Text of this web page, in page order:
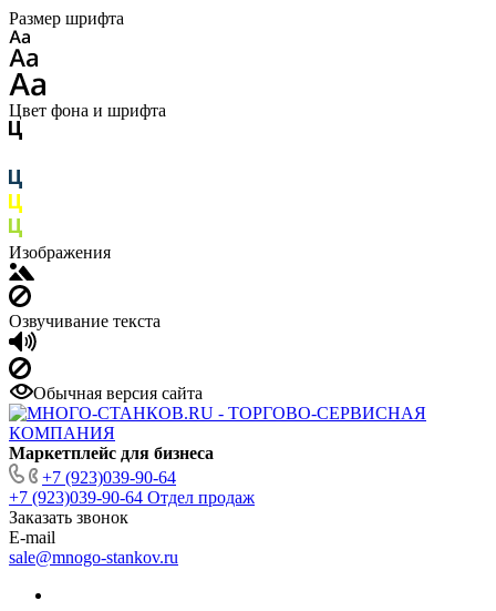
Размер шрифта
Цвет фона и шрифта
Изображения
Озвучивание текста
Обычная версия сайта
Маркетплейс для бизнеса
+7 (923)039-90-64
+7 (923)039-90-64 Отдел продаж
Заказать звонок
E-mail
sale@mnogo-stankov.ru